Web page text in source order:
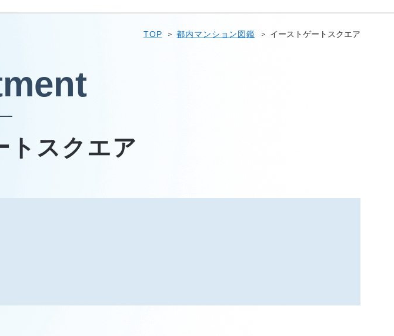
TOP 都内マンション図鑑 イーストゲートスクエア
トスクエア